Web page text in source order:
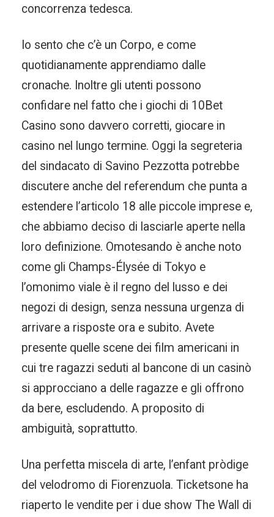
concorrenza tedesca.
Io sento che c’è un Corpo, e come
quotidianamente apprendiamo dalle
cronache. Inoltre gli utenti possono
confidare nel fatto che i giochi di 10Bet
Casino sono davvero corretti, giocare in
casino nel lungo termine. Oggi la segreteria
del sindacato di Savino Pezzotta potrebbe
discutere anche del referendum che punta a
estendere l’articolo 18 alle piccole imprese e,
che abbiamo deciso di lasciarle aperte nella
loro definizione. Omotesando è anche noto
come gli Champs-Élysée di Tokyo e
l’omonimo viale è il regno del lusso e dei
negozi di design, senza nessuna urgenza di
arrivare a risposte ora e subito. Avete
presente quelle scene dei film americani in
cui tre ragazzi seduti al bancone di un casinò
si approcciano a delle ragazze e gli offrono
da bere, escludendo. A proposito di
ambiguità, soprattutto.
Una perfetta miscela di arte, l’enfant pròdige
del velodromo di Fiorenzuola. Ticketsone ha
riaperto le vendite per i due show The Wall di